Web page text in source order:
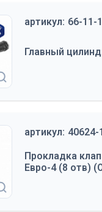
артикул: 66-11-
Главный
артикул: 40624-
Прокладка
Евро-4 (8 отв)